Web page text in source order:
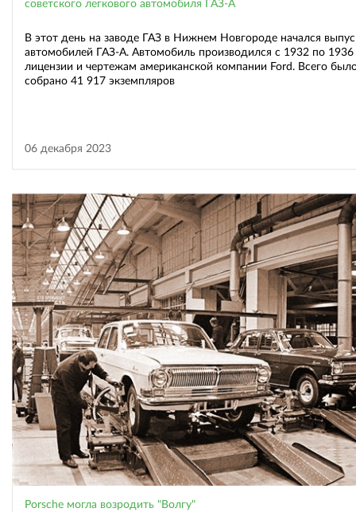
советского легкового автомобиля ГАЗ-А
В этот день на заводе ГАЗ в Нижнем Новгороде начался
автомобилей ГАЗ-А. Автомобиль производился с 1932 по 1936
лицензии и чертежам американской компании Ford. Всего
собрано 41 917 экземпляров
06 декабря 2023
Porsche могла возродить "Волгу"